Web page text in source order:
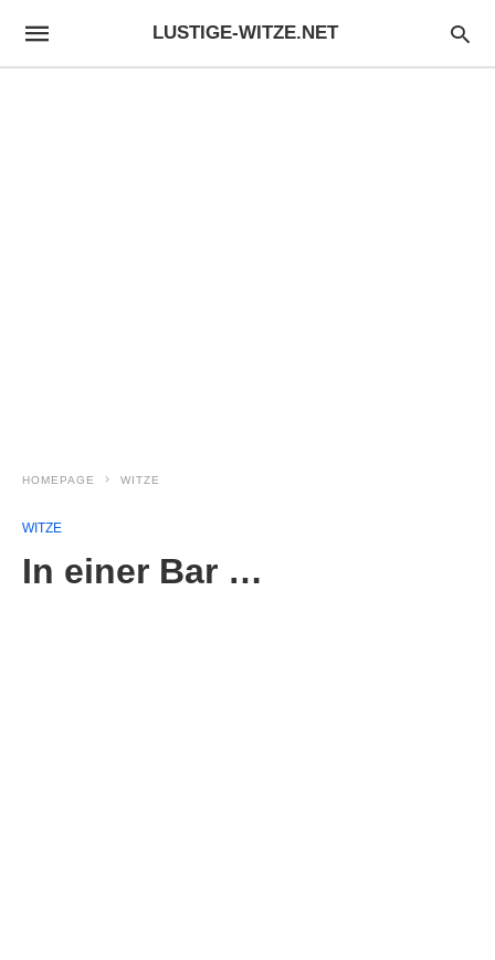
LUSTIGE-WITZE.NET
HOMEPAGE WITZE
WITZE
In einer Bar …